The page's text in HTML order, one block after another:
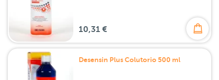
10,31 €
Desensin Plus Colutorio 500 ml